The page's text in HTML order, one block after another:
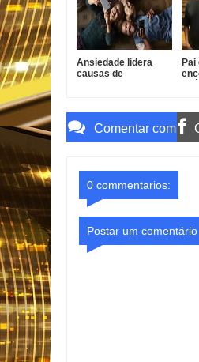
Ansiedade lidera
causas de
Comentar com
0 commentarios:
Postar um comentário